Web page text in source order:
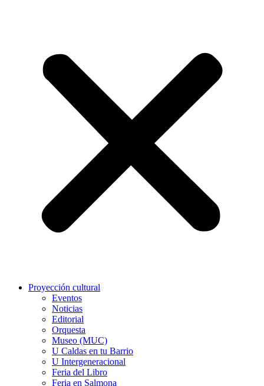
Proyección cultural
Eventos
Noticias
Editorial
Orquesta
Museo (MUC)
U Caldas en tu Barrio
U Intergeneracional
Feria del Libro
Feria en Salmona